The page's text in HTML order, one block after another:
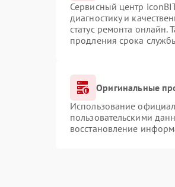
Сервисный центр
диагностику и
статус ремонта онлайн.
продления срока
Оригинальные
Использование
пользовательскими
восстановление